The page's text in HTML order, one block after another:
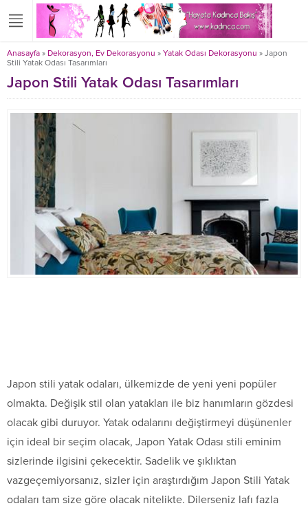
Anasayfa » Dekorasyon, Ev Dekorasyonu » Yatak Odası Dekorasyonu » Japon
Stili Yatak Odası Tasarımları
Japon Stili Yatak Odası Tasarımları
Japon stili yatak odaları, ülkemizde de yeni yeni popüler
olmakta. Değişik stil olan yatakları ile biz hanımların gözdesi
olacak gibi duruyor. Yatak odalarını değiştirmeyi düşünenler
için ideal bir seçim olacak, Japon Yatak Odası stili eminim
sizlerinde ilgisini çekecektir. Sadelik ve şıklıktan
vazgeçemiyorsanız, sizler için araştırdığım Japon Stili Yatak
odaları tam size göre olacak nitelikte. Dilerseniz lafı fazla